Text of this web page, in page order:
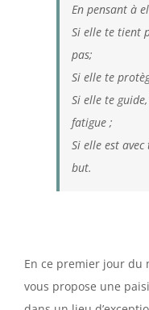
En pensant à
Si elle te tient
pas;
Si elle te
Si elle te
fatigue ;
Si elle est
but.
En ce premier jour du
vous propose une